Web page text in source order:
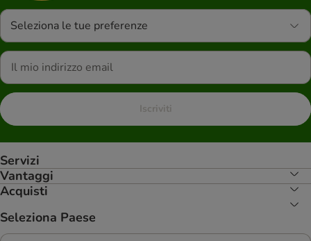
Seleziona le tue preferenze
Iscriviti
Servizi
Vantaggi
Acquisti
Seleziona Paese